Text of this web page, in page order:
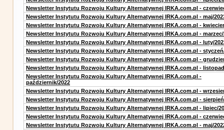
Newsletter Instytutu Rozwoju Kultury Alternatywnej IRKA.com.pl -
Newsletter Instytutu Rozwoju Kultury Alternatywnej IRKA.com.pl - maj/
Newsletter Instytutu Rozwoju Kultury Alternatywnej IRKA.com.pl -
Newsletter Instytutu Rozwoju Kultury Alternatywnej IRKA.com.pl - marzec/
Newsletter Instytutu Rozwoju Kultury Alternatywnej IRKA.com.pl - luty/
Newsletter Instytutu Rozwoju Kultury Alternatywnej IRKA.com.pl -
Newsletter Instytutu Rozwoju Kultury Alternatywnej IRKA.com.pl -
Newsletter Instytutu Rozwoju Kultury Alternatywnej IRKA.com.pl -
Newsletter Instytutu Rozwoju Kultury Alternatywnej IRKA.com.pl -
październik/2022
Newsletter Instytutu Rozwoju Kultury Alternatywnej IRKA.com.pl -
Newsletter Instytutu Rozwoju Kultury Alternatywnej IRKA.com.pl -
Newsletter Instytutu Rozwoju Kultury Alternatywnej IRKA.com.pl - lipiec/
Newsletter Instytutu Rozwoju Kultury Alternatywnej IRKA.com.pl -
Newsletter Instytutu Rozwoju Kultury Alternatywnej IRKA.com.pl - maj/